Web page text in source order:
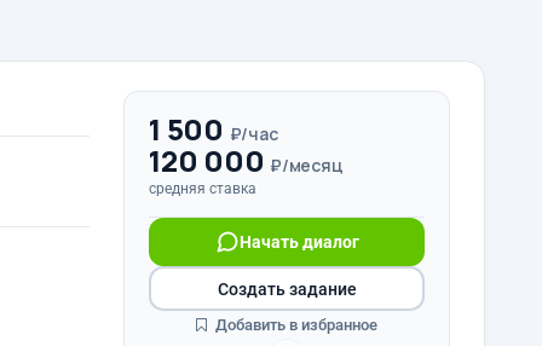
1 500 ₽/час
120 000 ₽/месяц
средняя ставка
Начать диалог
Создать задание
Добавить в избранное